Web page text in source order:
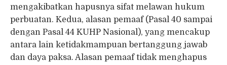
mengakibatkan hapusnya sifat melawan hukum
perbuatan. Kedua, alasan pemaaf (Pasal 40 sampai
dengan Pasal 44 KUHP Nasional), yang mencakup
antara lain ketidakmampuan bertanggung jawab
dan daya paksa. Alasan pemaaf tidak menghapus